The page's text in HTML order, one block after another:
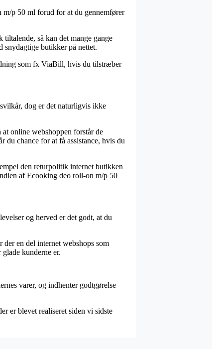
p 50 ml forud for at du gennemfører
så kan det mange gange
snydagtige butikker på nettet.
som fx ViaBill, hvis du tilstræber
dog er det naturligvis ikke
online webshoppen forstår de
du chance for at få assistance, hvis du
den returpolitik internet butikken
af Ecooking deo roll-on m/p 50
og herved er det godt, at du
en del internet webshops som
kunderne er.
varer, og indhenter godtgørelse
er blevet realiseret siden vi sidste